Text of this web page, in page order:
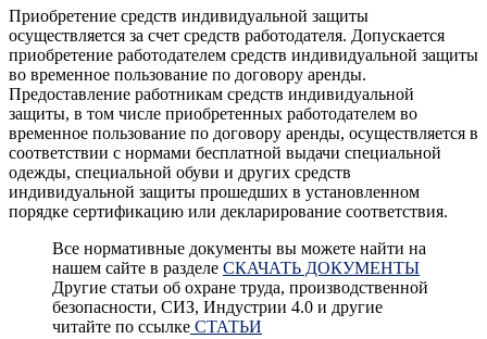
Приобретение средств индивидуальной защиты
осуществляется за счет средств работодателя. Допускается
приобретение работодателем средств индивидуальной защиты
во временное пользование по договору аренды.
Предоставление работникам средств индивидуальной
защиты, в том числе приобретенных ра­ботодателем во
временное пользование по договору аренды, осуще­ствляется в
соответствии с нормами бесплатной выдачи специальной
одежды, специальной обуви и других средств
индивидуальной защиты прошедших в установленном
порядке сертификацию или декларирование соответствия.
Все нормативные документы вы можете найти на
нашем сайте в разделе СКАЧАТЬ ДОКУМЕНТЫ
Другие статьи об охране труда, производственной
безопасности, СИЗ, Индустрии 4.0 и другие
читайте по ссылке СТАТЬИ